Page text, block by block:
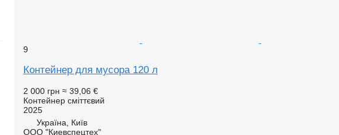
9
Контейнер для мусора 120 л
2 000 грн ≈ 39,06 €
Контейнер сміттєвий
2025
Україна, Київ
ООО "Киевспецтех"